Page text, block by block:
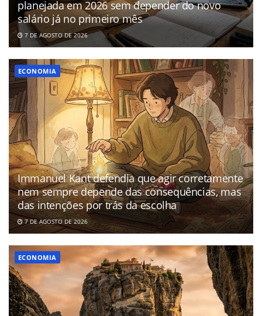
planejada em 2026 sem depender do novo
salário já no primeiro mês
7 DE AGOSTO DE 2026
ECONOMIA
Immanuel Kant defendia que agir corretamente
nem sempre depende das consequências, mas
das intenções por trás da escolha
7 DE AGOSTO DE 2026
ECONOMIA